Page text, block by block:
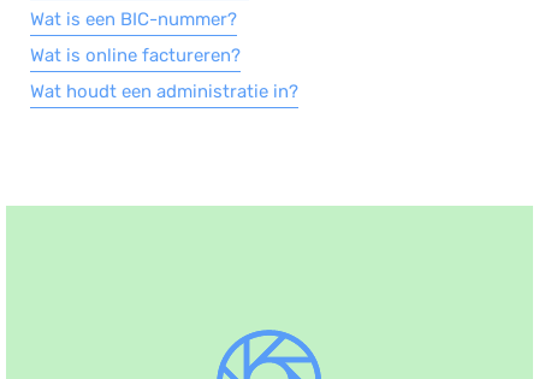
Wat is een BIC-nummer?
Wat is online factureren?
Wat houdt een administratie in?